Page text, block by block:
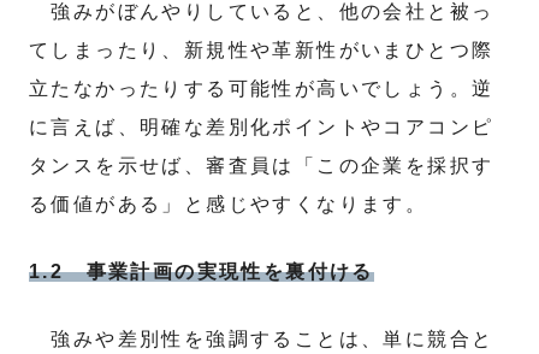
強みがぼんやりしていると、他の会社と被っ
てしまったり、新規性や革新性がいまひとつ際
立たなかったりする可能性が高いでしょう。逆
に言えば、明確な差別化ポイントやコアコンピ
タンスを示せば、審査員は「この企業を採択す
る価値がある」と感じやすくなります。
1.2 事業計画の実現性を裏付ける
強みや差別性を強調することは、単に競合と